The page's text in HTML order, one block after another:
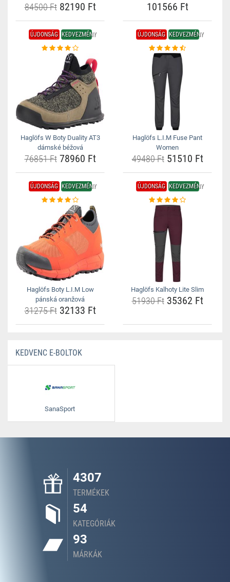
84500 Ft82190 Ft 101566 Ft
ÚJDONSÁG KEDVEZMÉNY
Haglöfs W Boty Duality AT3
dámské béžová
76851 Ft78960 Ft
ÚJDONSÁG KEDVEZMÉNY
Haglöfs L.I.M Fuse Pant
Women
49480 Ft51510 Ft
ÚJDONSÁG KEDVEZMÉNY
Haglöfs Boty L.I.M Low
pánská oranžová
31275 Ft32133 Ft
ÚJDONSÁG KEDVEZMÉNY
Haglöfs Kalhoty Lite Slim
51930 Ft35362 Ft
KEDVENC E-BOLTOK
SanaSport
4307
TERMÉKEK
54
KATEGÓRIÁK
93
MÁRKÁK